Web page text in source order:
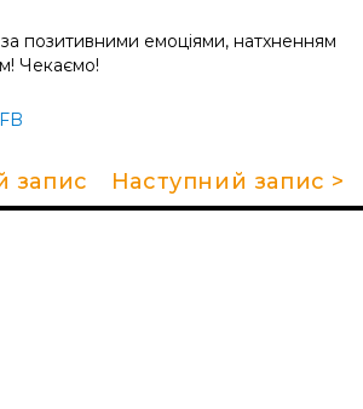
позитивними емоціями, натхненням
Чекаємо!
запис Наступний запис >